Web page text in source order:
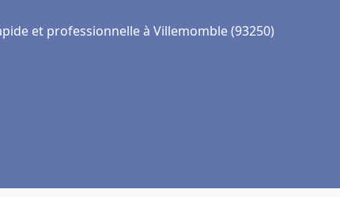
et professionnelle à Villemomble (93250)